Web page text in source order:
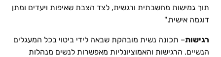
תוך גמישות מחשבתית ורגשית, לצד הצבת שאיפות ויעדים ומתן
דוגמה אישית."
רגישות– תכונה נשית מובהקת שבאה לידי ביטוי בכל המעגלים
הנשיים. הרגישות והאמוציונליות מאפשרות לנשים מנהלות